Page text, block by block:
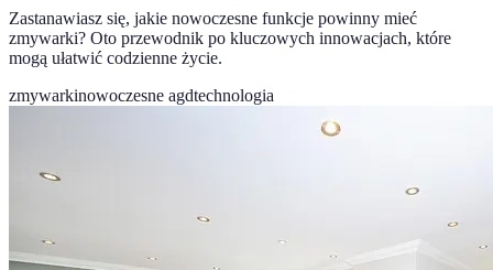
Zastanawiasz się, jakie nowoczesne funkcje powinny mieć
zmywarki? Oto przewodnik po kluczowych innowacjach, które
mogą ułatwić codzienne życie.
zmywarkinowoczesne agdtechnologia